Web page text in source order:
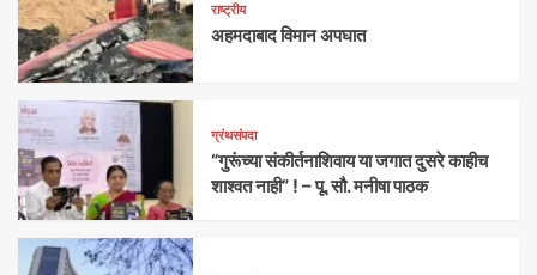
राष्ट्रीय
अहमदाबाद विमान अपघात
ग्रंथसंपदा
“गुरूंच्या संकीर्तनाशिवाय या जगात दुसरे काहीच
शाश्वत नाही” ! – पू. सौ. मनीषा पाठक